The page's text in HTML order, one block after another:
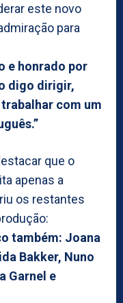
este novo
para
e honrado por
digo dirigir,
com um
que o
apenas a
os restantes
também: Joana
Bakker, Nuno
Garnel e